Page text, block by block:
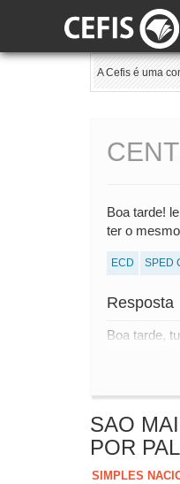
A Cefis é uma
Boa tarde!
ter o
ECD SPED
Resposta
Boa tarde,
SAO
POR
SIMPLES